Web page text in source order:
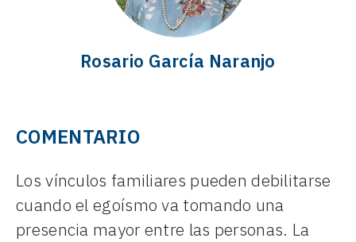
Rosario García Naranjo
COMENTARIO
Los vínculos familiares pueden debilitarse
cuando el egoísmo va tomando una
presencia mayor entre las personas. La